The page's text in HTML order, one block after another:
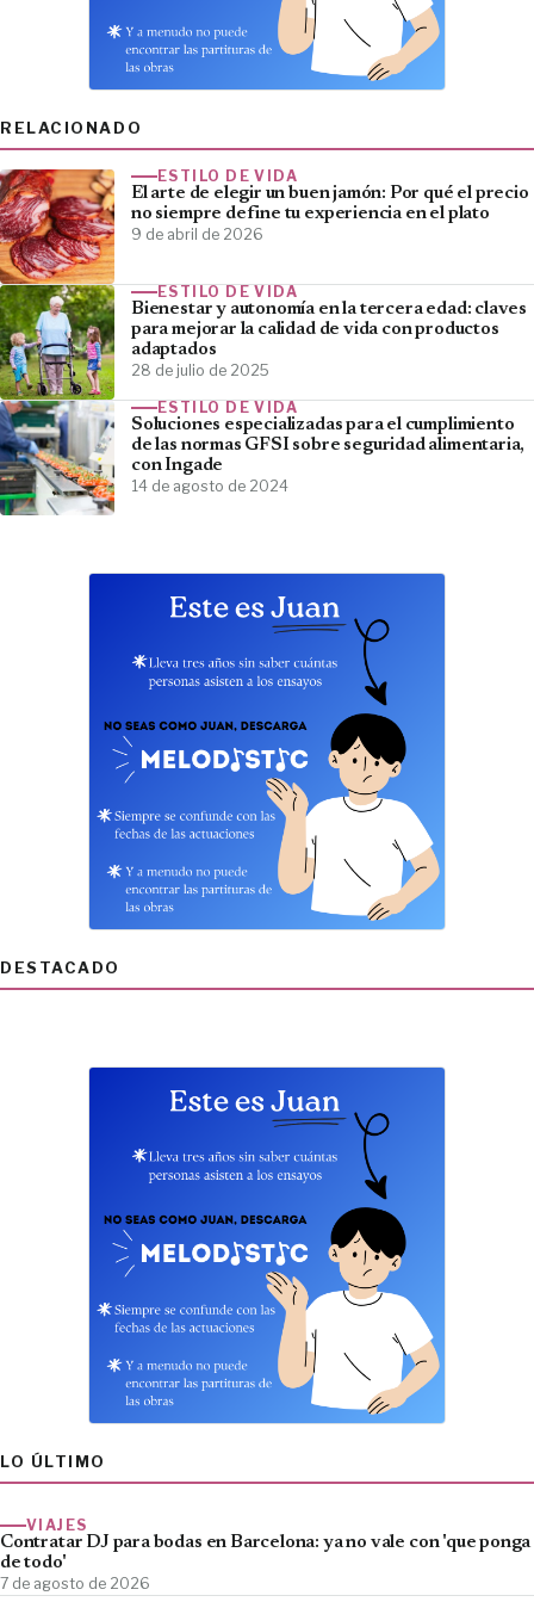
RELACIONADO
ESTILO DE VIDA
​El arte de elegir un buen jamón: Por qué el precio
no siempre define tu experiencia en el plato
9 de abril de 2026
ESTILO DE VIDA
Bienestar y autonomía en la tercera edad: claves
para mejorar la calidad de vida con productos
adaptados
28 de julio de 2025
ESTILO DE VIDA
Soluciones especializadas para el cumplimiento
de las normas GFSI sobre seguridad alimentaria,
con Ingade
14 de agosto de 2024
DESTACADO
LO ÚLTIMO
VIAJES
Contratar DJ para bodas en Barcelona: ya no vale con 'que ponga
de todo'
7 de agosto de 2026